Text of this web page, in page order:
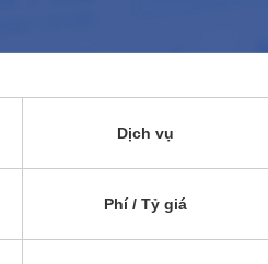
Dịch vụ
Phí / Tỷ giá